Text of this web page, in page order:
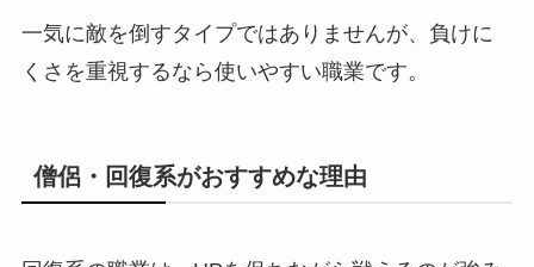
一気に敵を倒すタイプではありませんが、負けに
くさを重視するなら使いやすい職業です。
僧侶・回復系がおすすめな理由